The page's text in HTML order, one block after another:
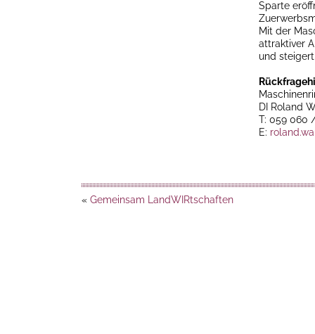
Sparte
Mit der
attraktiver
und
DI Roland
T: 059 060
E:
« Gemeinsam LandWIRtschaften